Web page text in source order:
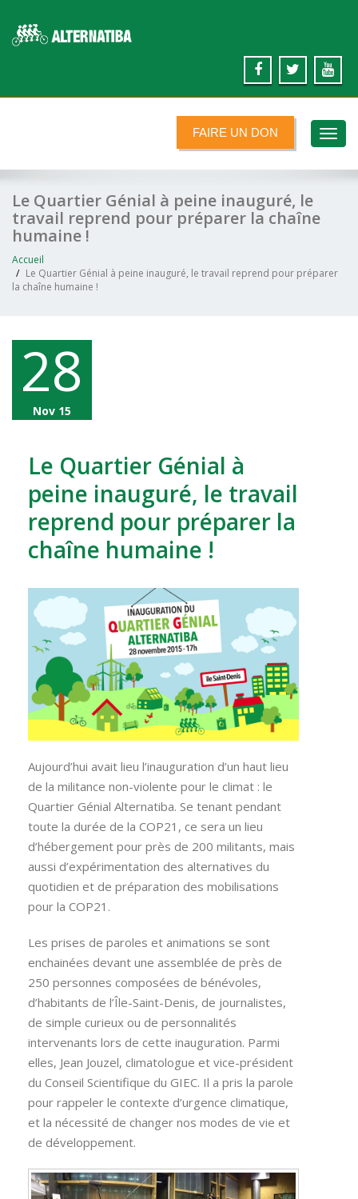
FAIRE UN DON
Le Quartier Génial à peine inauguré, le
travail reprend pour préparer la chaîne
humaine !
Accueil
Le Quartier Génial à peine inauguré, le travail reprend pour préparer
la chaîne humaine !
28
Nov 15
Le Quartier Génial à
peine inauguré, le travail
reprend pour préparer la
chaîne humaine !
Aujourd’hui avait lieu l’inauguration d’un haut lieu
de la militance non-violente pour le climat : le
Quartier Génial Alternatiba. Se tenant pendant
toute la durée de la COP21, ce sera un lieu
d’hébergement pour près de 200 militants, mais
aussi d’expérimentation des alternatives du
quotidien et de préparation des mobilisations
pour la COP21.
Les prises de paroles et animations se sont
enchainées devant une assemblée de près de
250 personnes composées de bénévoles,
d’habitants de l’Île-Saint-Denis, de journalistes,
de simple curieux ou de personnalités
intervenants lors de cette inauguration. Parmi
elles, Jean Jouzel, climatologue et vice-président
du Conseil Scientifique du GIEC. Il a pris la parole
pour rappeler le contexte d’urgence climatique,
et la nécessité de changer nos modes de vie et
de développement.